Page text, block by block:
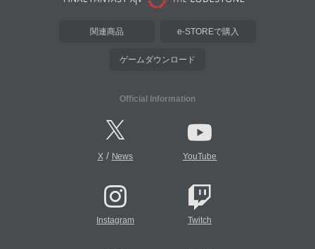
関連商品 e-STOREで購入
ゲームダウンロード
Official Information
X/ News YouTube
Instagram Twitch